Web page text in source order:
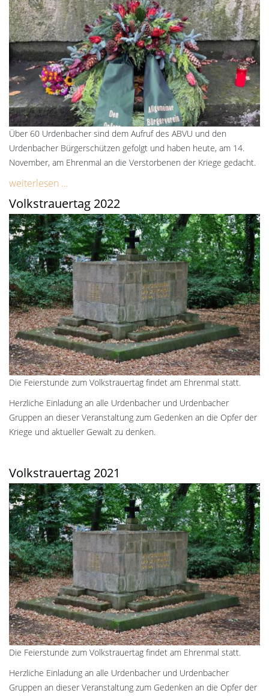
Über 60 Urdenbacher sind dem Aufruf des ABVU und den
Urdenbacher Bürgerschützen gefolgt und haben heute, am 14.
November, am Ehrenmal an die Verstorbenen der Kriege gedacht.
weiterlesen …
Volkstrauertag 2022
Die Feierstunde zum Volkstrauertag findet am Ehrenmal statt.
Herzliche Einladung an alle Urdenbacher und Urdenbacher
Gruppen an dieser Veranstaltung zum Gedenken an die Opfer der
Kriege und aktueller Gewalt zu denken.
Volkstrauertag 2021
Die Feierstunde zum Volkstrauertag findet am Ehrenmal statt.
Herzliche Einladung an alle Urdenbacher und Urdenbacher
Gruppen an dieser Veranstaltung zum Gedenken an die Opfer der